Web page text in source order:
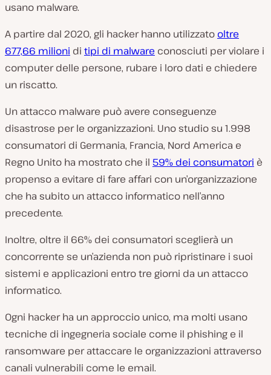
usano malware.
A partire dal 2020, gli hacker hanno utilizzato oltre
677,66 milioni di tipi di malware conosciuti per violare i
computer delle persone, rubare i loro dati e chiedere
un riscatto.
Un attacco malware può avere conseguenze
disastrose per le organizzazioni. Uno studio su 1.998
consumatori di Germania, Francia, Nord America e
Regno Unito ha mostrato che il 59% dei consumatori è
propenso a evitare di fare affari con un’organizzazione
che ha subito un attacco informatico nell’anno
precedente.
Inoltre, oltre il 66% dei consumatori sceglierà un
concorrente se un’azienda non può ripristinare i suoi
sistemi e applicazioni entro tre giorni da un attacco
informatico.
Ogni hacker ha un approccio unico, ma molti usano
tecniche di ingegneria sociale come il phishing e il
ransomware per attaccare le organizzazioni attraverso
canali vulnerabili come le email.